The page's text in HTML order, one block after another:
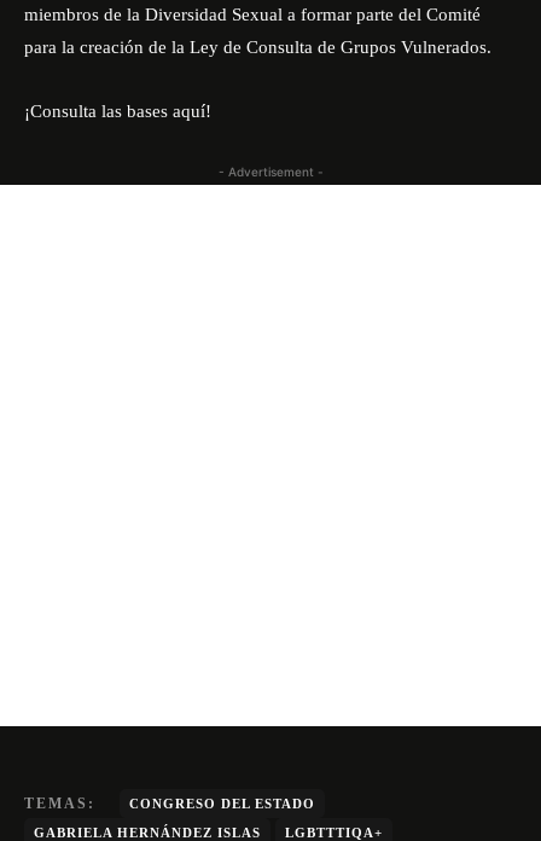
miembros de la Diversidad Sexual a formar parte del Comité
para la creación de la Ley de Consulta de Grupos Vulnerados.
¡Consulta las bases aquí!
- Advertisement -
TEMAS:
CONGRESO DEL ESTADO
GABRIELA HERNÁNDEZ ISLAS
LGBTTTIQA+